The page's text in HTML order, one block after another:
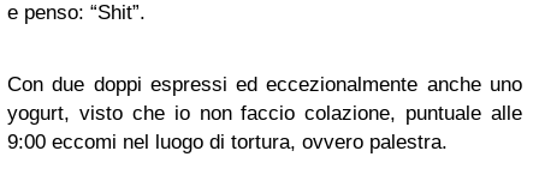
e penso: “Shit”.
Con due doppi espressi ed eccezionalmente anche uno
yogurt, visto che io non faccio colazione, puntuale alle
9:00 eccomi nel luogo di tortura, ovvero palestra.